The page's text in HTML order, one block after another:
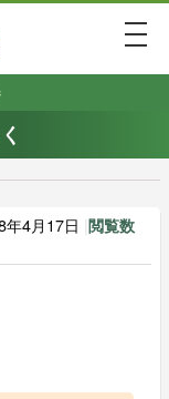
年4月17日 閲覧数